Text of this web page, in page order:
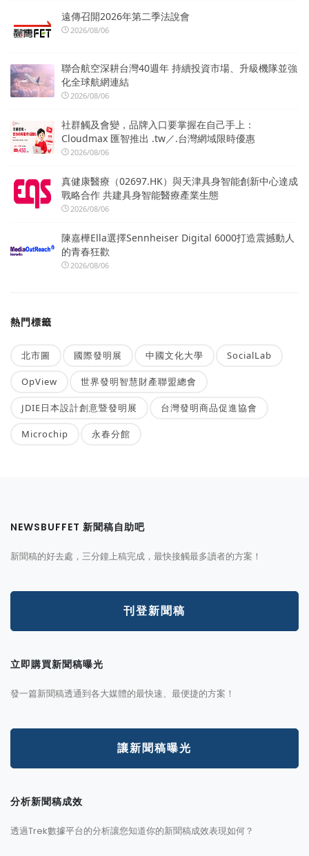
遠傳召開2026年第二季法說會
2026/08/06
聯合航空深耕台灣40週年 持續投資市場、升級機隊並強
化全球航網連結
2026/08/06
社群觸及會變，品牌入口要掌握在自己手上：
Cloudmax 匯智推出 .tw／.台灣網域限時優惠
2026/08/06
真健康醫療（02697.HK）與天津具身智能創新中心達成
戰略合作 共建具身智能醫療產業生態
2026/08/06
陳嘉樺Ella選擇Sennheiser Digital 6000打造震撼動人
的青春狂歡
2026/08/06
熱門標籤
北市圖 國際發明展 中國文化大學 SocialLab
OpView 世界發明智慧財產聯盟總會
JDIE日本設計創意暨發明展 台灣發明商品促進協會
Microchip 永春分館
NEWSBUFFET 新聞稿自助吧
新聞稿的好去處，三分鐘上稿完成，最快接觸最多讀者的方案！
刊登新聞稿
立即購買新聞稿曝光
發一篇新聞稿透通到各大媒體的最快速、最便捷的方案！
讓新聞稿曝光
分析新聞稿成效
透過Trek數據平台的分析讓您知道你的新聞稿成效表現如何？